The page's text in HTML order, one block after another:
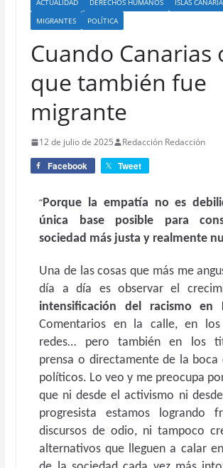
ACTUALIDAD DERECHOS HUMANOS ISLAS
MIGRANTES
POLÍTICA
Cuando Canarias
que también fue
migrante
12 de julio de 2025 Redacción Redacción
Facebook Tweet
“Porque la empatía no es
única base posible para
sociedad más justa y realmente
Una de las cosas que más me
día a día es observar el
intensificación del racismo en
Comentarios en la calle, en
redes… pero también en los
prensa o directamente de la boca
políticos. Lo veo y me preocupa
que ni desde el activismo ni
progresista estamos logrando
discursos de odio, ni tampoco
alternativos que lleguen a calar